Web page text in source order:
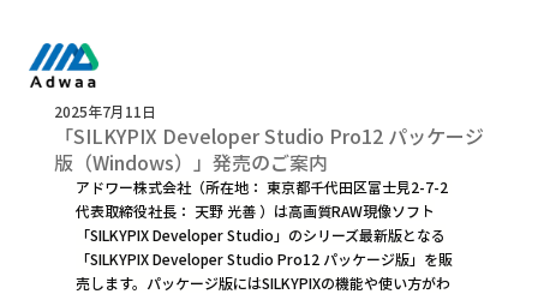
「SILKYPIX Developer Studio Pro12 パッケージ
版（Windows）」発売のご案内
2025年7月11日
アドワー株式会社（所在地： 東京都千代田区富士見2-7-2
代表取締役社長： 天野 光善 ）は高画質RAW現像ソフト
「SILKYPIX Developer Studio」のシリーズ最新版となる
「SILKYPIX Developer Studio Pro12 パッケージ版」を販
売します。パッケージ版にはSILKYPIXの機能や使い方がわ